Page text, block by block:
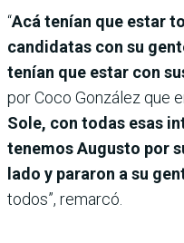
“Acá tenían que estar
candidatas con su
tenían que estar con
por Coco González que
Sole, con todas esas
tenemos Augusto por
lado y pararon a su
todos”, remarcó.